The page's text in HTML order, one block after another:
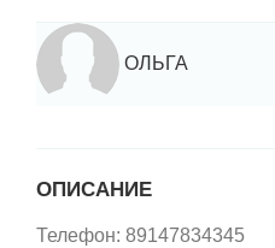
ОЛЬГА
ОПИСАНИЕ
Телефон: 89147834345